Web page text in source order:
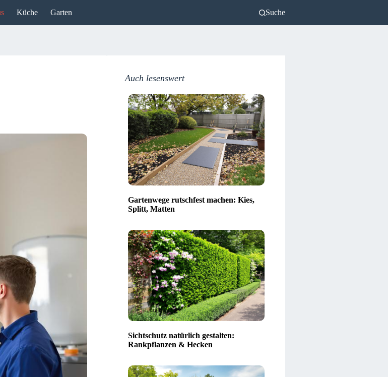
Küche Garten Suche
Auch lesenswert
Gartenwege rutschfest machen: Kies,
Splitt, Matten
Sichtschutz natürlich gestalten:
Rankpflanzen & Hecken